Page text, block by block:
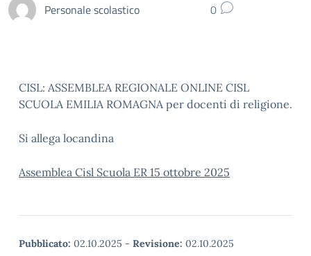
Personale scolastico 0
CISL: ASSEMBLEA REGIONALE ONLINE CISL
SCUOLA EMILIA ROMAGNA per docenti di religione.
Si allega locandina
Assemblea Cisl Scuola ER 15 ottobre 2025
Pubblicato: 02.10.2025 - Revisione: 02.10.2025